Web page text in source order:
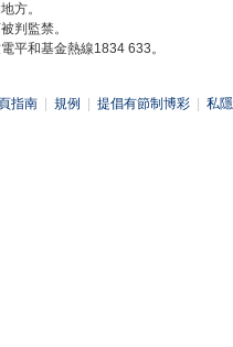
方。
判監禁。
平和基金熱線1834 633。
指南 規例 提倡有節制博彩 私